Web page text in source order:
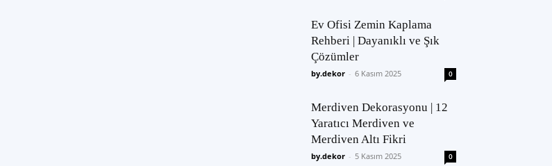
Ev Ofisi Zemin Kaplama
Rehberi | Dayanıklı ve Şık
Çözümler
by.dekor - 6 Kasım 2025 0
Merdiven Dekorasyonu | 12
Yaratıcı Merdiven ve
Merdiven Altı Fikri
by.dekor - 5 Kasım 2025 0